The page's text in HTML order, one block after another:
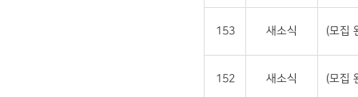
153 새소식 (모집
152 새소식 (모집